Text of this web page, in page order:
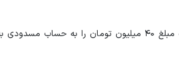
وی افزود: در صورتی که بانک مسکن، اصالت پیامک را تایید کرد افراد می‌توانند واریز وجه اولیه به مبلغ ۴۰ میلیون تومان را به